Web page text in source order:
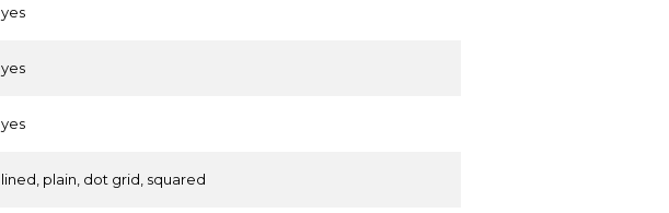
yes
yes
yes
lined, plain, dot grid, squared